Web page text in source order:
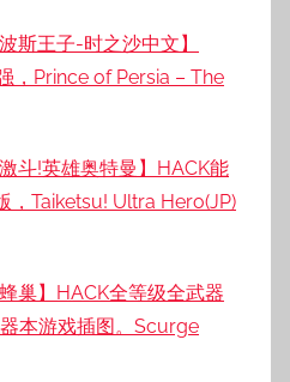
斯王子-时之沙中文】
，Prince of Persia – The
斗!英雄奥特曼】HACK能
，Taiketsu! Ultra Hero(JP)
巢】HACK全等级全武器
本游戏插图。Scurge